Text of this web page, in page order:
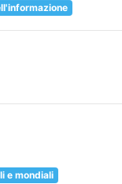
e mondiali